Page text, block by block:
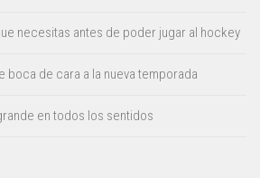
necesitas antes de poder jugar al hockey
boca de cara a la nueva temporada
en todos los sentidos